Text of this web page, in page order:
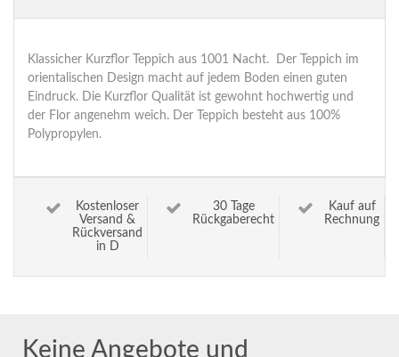
Klassicher Kurzflor Teppich aus 1001 Nacht. Der Teppich im
orientalischen Design macht auf jedem Boden einen guten
Eindruck. Die Kurzflor Qualität ist gewohnt hochwertig und
der Flor angenehm weich. Der Teppich besteht aus 100%
Polypropylen.
Kostenloser
Versand &
Rückversand
in D
30 Tage
Rückgaberecht
Kauf auf
Rechnung
Keine Angebote und